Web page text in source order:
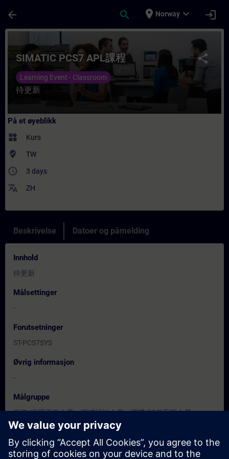
arrow_back search place Norway expand_more login
Kurs - SIMATIC PCS7 APL課程 -
share
SIMATIC PCS7 APL課程
Learning Event - Classroom
待更新
På et øyeblikk
widgets Kurs
where_to_vote TW
access_time 3 days
translate ZH
Beskrivelse Datoer og påmelding
Innhold
待更新
Målsettinger
-
Forutsetninger
ST-PCS7SYS
Øvrig informasjon
-
Målgruppe
服務/維護工程人員、程式設計人員、調機/試俥工程人員